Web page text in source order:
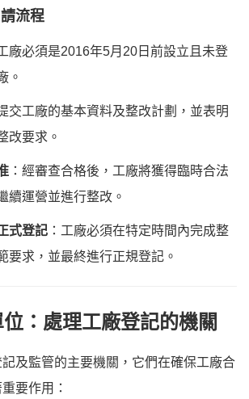
流程
廠必須是2016年5月20日前設立且未登
。
交工廠的基本資料及整改計劃，並表明
改要求。
：經審查合格後，工廠將獲得臨時合法
續運營並進行整改。
式登記 ：工廠必須在特定時間內完成整
要求，並最終進行正規登記。
：處理工廠登記的機關
及監管的主要機關，它們在確保工廠合
要作用：